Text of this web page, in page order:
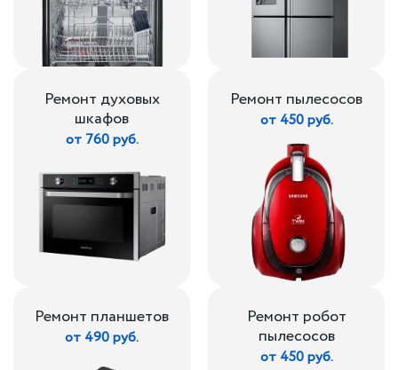
Ремонт духовых
шкафов
от 760 руб.
Ремонт пылесосов
от 450 руб.
Ремонт планшетов
от 490 руб.
Ремонт робот
пылесосов
от 450 руб.